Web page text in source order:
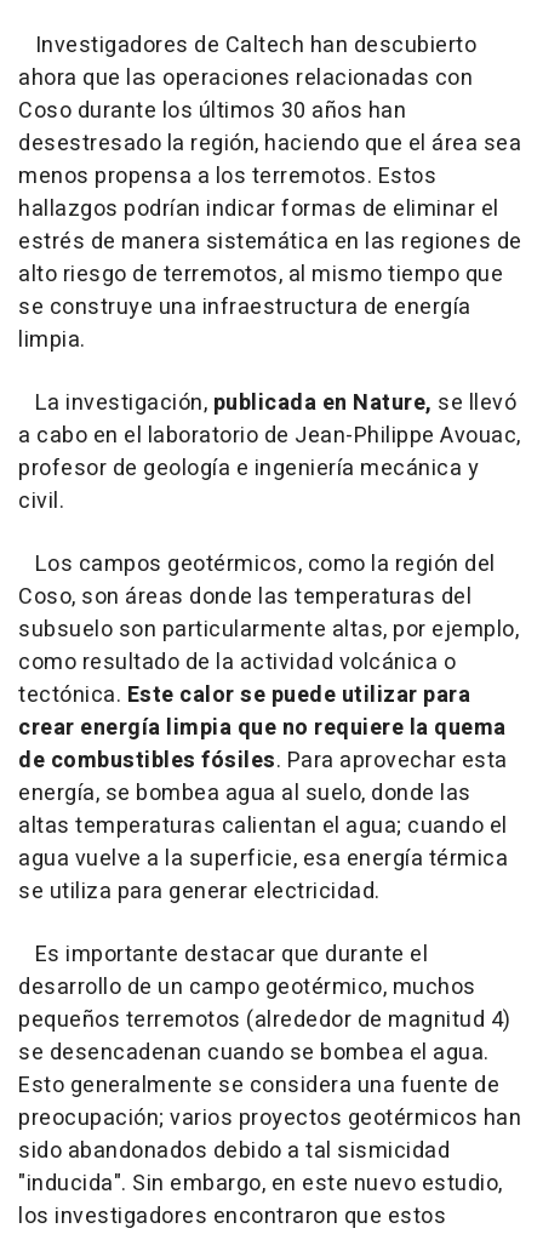
Investigadores de Caltech han descubierto
ahora que las operaciones relacionadas con
Coso durante los últimos 30 años han
desestresado la región, haciendo que el área sea
menos propensa a los terremotos. Estos
hallazgos podrían indicar formas de eliminar el
estrés de manera sistemática en las regiones de
alto riesgo de terremotos, al mismo tiempo que
se construye una infraestructura de energía
limpia.
La investigación, publicada en Nature, se llevó
a cabo en el laboratorio de Jean-Philippe Avouac,
profesor de geología e ingeniería mecánica y
civil.
Los campos geotérmicos, como la región del
Coso, son áreas donde las temperaturas del
subsuelo son particularmente altas, por ejemplo,
como resultado de la actividad volcánica o
tectónica. Este calor se puede utilizar para
crear energía limpia que no requiere la quema
de combustibles fósiles. Para aprovechar esta
energía, se bombea agua al suelo, donde las
altas temperaturas calientan el agua; cuando el
agua vuelve a la superficie, esa energía térmica
se utiliza para generar electricidad.
Es importante destacar que durante el
desarrollo de un campo geotérmico, muchos
pequeños terremotos (alrededor de magnitud 4)
se desencadenan cuando se bombea el agua.
Esto generalmente se considera una fuente de
preocupación; varios proyectos geotérmicos han
sido abandonados debido a tal sismicidad
"inducida". Sin embargo, en este nuevo estudio,
los investigadores encontraron que estos